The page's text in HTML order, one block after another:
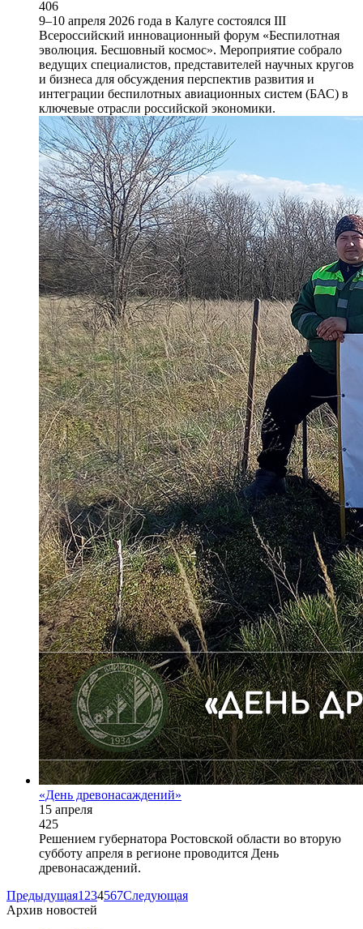
406
9–10 апреля 2026 года в Калуге состоялся III
Всероссийский инновационный форум «Беспилотная
эволюция. Бесшовный космос». Мероприятие собрало
ведущих специалистов, представителей научных кругов
и бизнеса для обсуждения перспектив развития и
интеграции беспилотных авиационных систем (БАС) в
ключевые отрасли российской экономики.
«День древонасаждений»
15 апреля
425
Решением губернатора Ростовской области во вторую
субботу апреля в регионе проводится День
древонасаждений.
Предыдущая1 234567Следующая
Архив новостей